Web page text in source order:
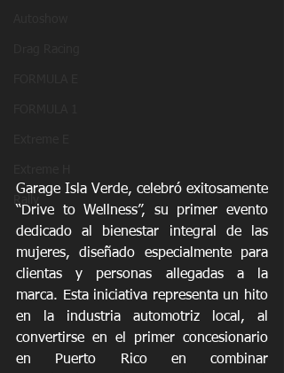
Garage Isla Verde, celebró exitosamente
“Drive to Wellness”, su primer evento
dedicado al bienestar integral de las
mujeres, diseñado especialmente para
clientas y personas allegadas a la
marca. Esta iniciativa representa un hito
en la industria automotriz local, al
convertirse en el primer concesionario
en Puerto Rico en combinar